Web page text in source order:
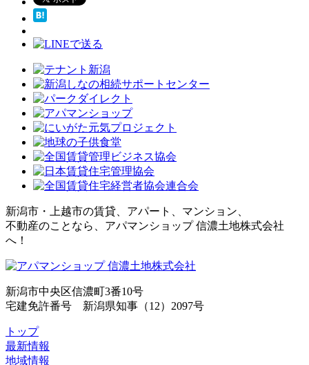
新潟市・上越市の賃貸、アパート、マンション、
不動産のことなら、アパマンショップ 信濃土地株式会社
へ！
新潟市中央区信濃町3番10号
宅建免許番号 新潟県知事（12）2097号
トップ
最新情報
地域情報